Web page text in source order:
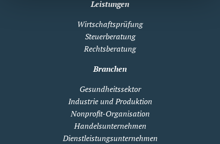
Leistungen
Wirtschaftsprüfung
Steuerberatung
Rechtsberatung
Branchen
Gesundheitssektor
Industrie und Produktion
Nonprofit-Organisation
Handelsunternehmen
Dienstleistungsunternehmen